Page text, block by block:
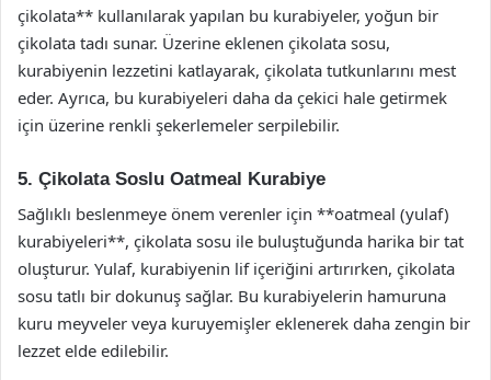
çikolata** kullanılarak yapılan bu kurabiyeler, yoğun bir
çikolata tadı sunar. Üzerine eklenen çikolata sosu,
kurabiyenin lezzetini katlayarak, çikolata tutkunlarını mest
eder. Ayrıca, bu kurabiyeleri daha da çekici hale getirmek
için üzerine renkli şekerlemeler serpilebilir.
5. Çikolata Soslu Oatmeal Kurabiye
Sağlıklı beslenmeye önem verenler için **oatmeal (yulaf)
kurabiyeleri**, çikolata sosu ile buluştuğunda harika bir tat
oluşturur. Yulaf, kurabiyenin lif içeriğini artırırken, çikolata
sosu tatlı bir dokunuş sağlar. Bu kurabiyelerin hamuruna
kuru meyveler veya kuruyemişler eklenerek daha zengin bir
lezzet elde edilebilir.